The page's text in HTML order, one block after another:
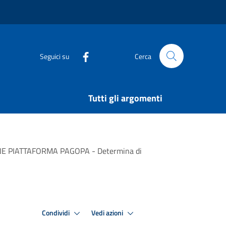
Seguici su Cerca
Tutti gli argomenti
PIATTAFORMA PAGOPA - Determina di
Condividi Vedi azioni